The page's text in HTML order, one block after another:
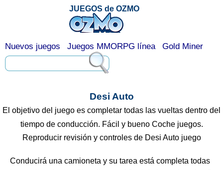
Desi Auto
El objetivo del juego es completar todas las vueltas dentro del
tiempo de conducción. Fácil y bueno Coche juegos.
Reproducir revisión y controles de Desi Auto juego
Conducirá una camioneta y su tarea está completa todas
JUEGOS de OZMO
Nuevos juegos Juegos MMORPG línea Gold Miner